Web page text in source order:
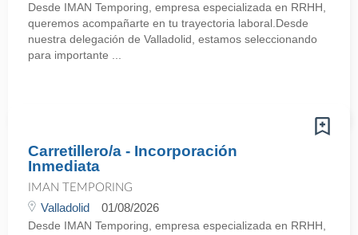
Desde IMAN Temporing, empresa especializada en RRHH,
queremos acompañarte en tu trayectoria laboral.Desde
nuestra delegación de Valladolid, estamos seleccionando
para importante ...
Carretillero/a - Incorporación
Inmediata
IMAN TEMPORING
Valladolid 01/08/2026
Desde IMAN Temporing, empresa especializada en RRHH,